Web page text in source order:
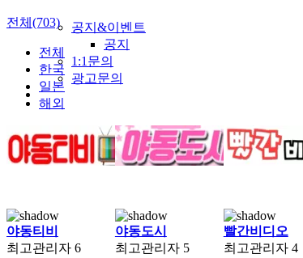
공지&이벤트
공지
1:1문의
광고문의
전체(703)
전체
한국
일본
해외
야동티비
최고관리자 6
야동도시
최고관리자 5
빨간비디오
최고관리자 4